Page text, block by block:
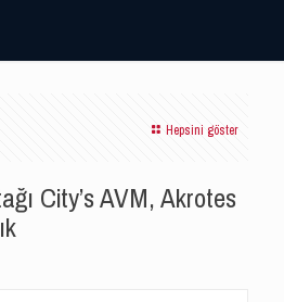
Hepsini göster
City’s AVM, Akrotes